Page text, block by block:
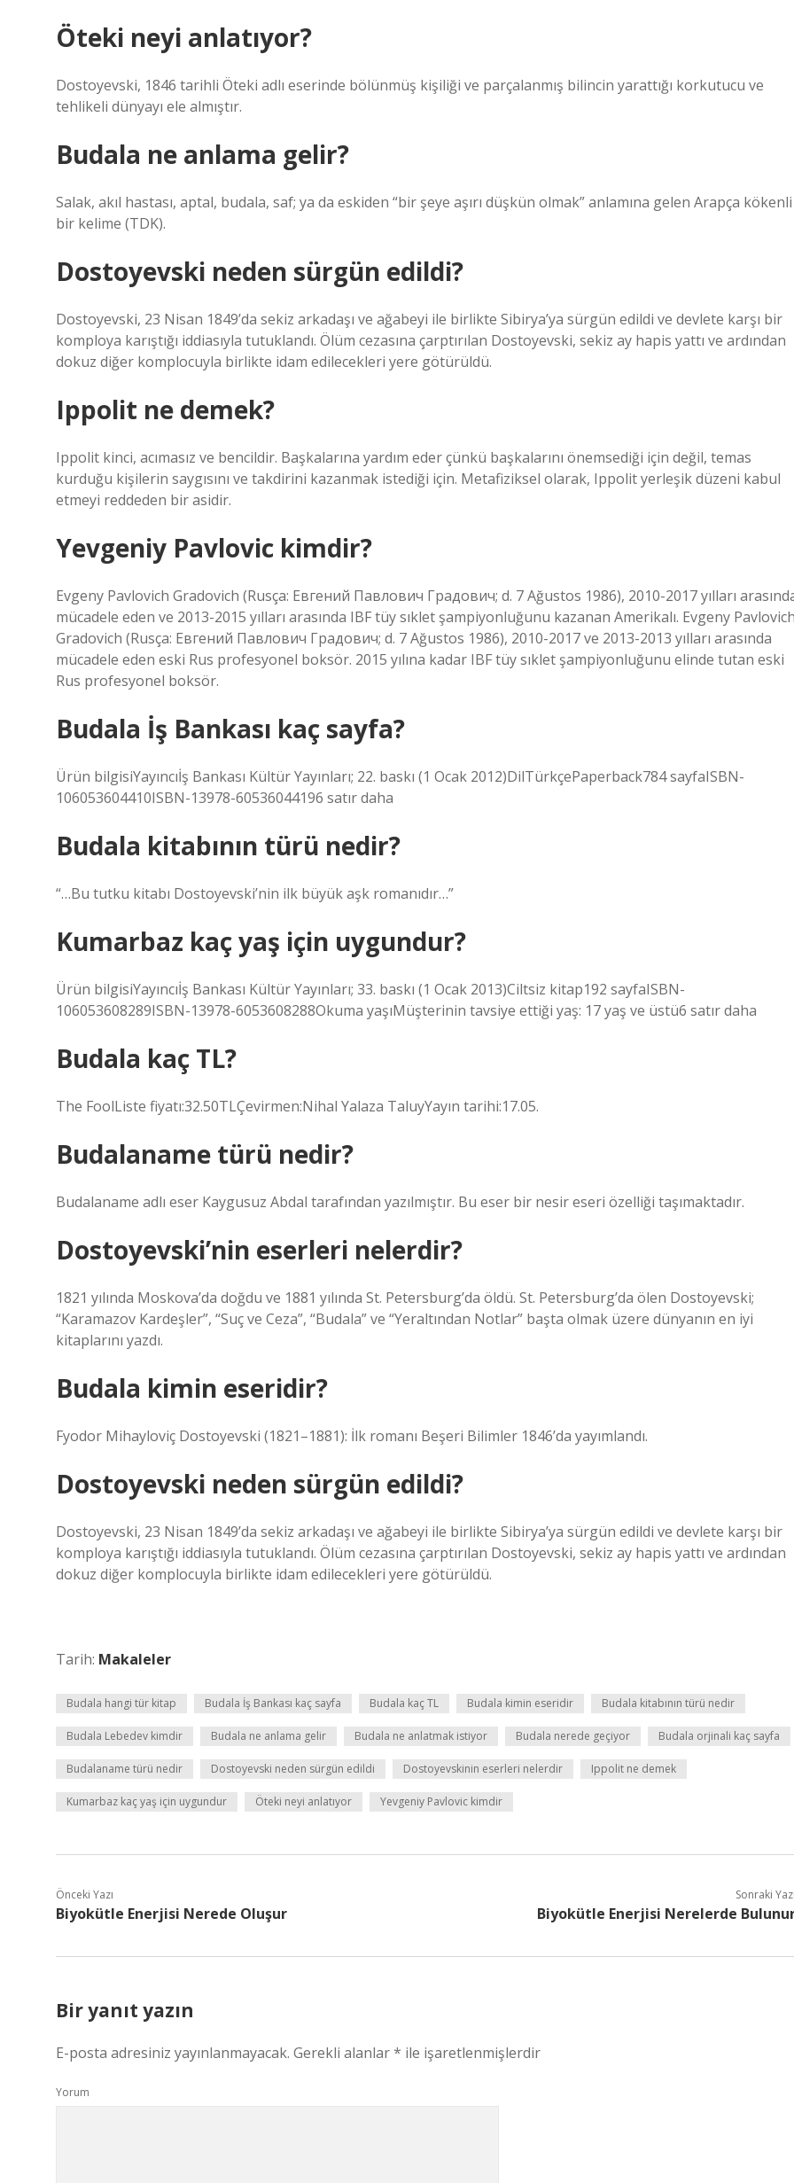
Öteki neyi anlatıyor?
Dostoyevski, 1846 tarihli Öteki adlı eserinde bölünmüş kişiliği ve parçalanmış bilincin yarattığı korkutucu ve
tehlikeli dünyayı ele almıştır.
Budala ne anlama gelir?
Salak, akıl hastası, aptal, budala, saf; ya da eskiden “bir şeye aşırı düşkün olmak” anlamına gelen Arapça kökenli
bir kelime (TDK).
Dostoyevski neden sürgün edildi?
Dostoyevski, 23 Nisan 1849’da sekiz arkadaşı ve ağabeyi ile birlikte Sibirya’ya sürgün edildi ve devlete karşı bir
komploya karıştığı iddiasıyla tutuklandı. Ölüm cezasına çarptırılan Dostoyevski, sekiz ay hapis yattı ve ardından
dokuz diğer komplocuyla birlikte idam edilecekleri yere götürüldü.
Ippolit ne demek?
Ippolit kinci, acımasız ve bencildir. Başkalarına yardım eder çünkü başkalarını önemsediği için değil, temas
kurduğu kişilerin saygısını ve takdirini kazanmak istediği için. Metafiziksel olarak, Ippolit yerleşik düzeni kabul
etmeyi reddeden bir asidir.
Yevgeniy Pavlovic kimdir?
Evgeny Pavlovich Gradovich (Rusça: Евгений Павлович Градович; d. 7 Ağustos 1986), 2010-2017 yılları
mücadele eden ve 2013-2015 yılları arasında IBF tüy sıklet şampiyonluğunu kazanan Amerikalı. Evgeny
Gradovich (Rusça: Евгений Павлович Градович; d. 7 Ağustos 1986), 2010-2017 ve 2013-2013 yılları arasında
mücadele eden eski Rus profesyonel boksör. 2015 yılına kadar IBF tüy sıklet şampiyonluğunu elinde tutan eski
Rus profesyonel boksör.
Budala İş Bankası kaç sayfa?
Ürün bilgisiYayıncı‎İş Bankası Kültür Yayınları; 22. baskı (1 Ocak 2012)DilTürkçePaperback784 sayfaISBN-
106053604410ISBN-13978-60536044196 satır daha
Budala kitabının türü nedir?
“…Bu tutku kitabı Dostoyevski’nin ilk büyük aşk romanıdır…”
Kumarbaz kaç yaş için uygundur?
Ürün bilgisiYayıncı‎İş Bankası Kültür Yayınları; 33. baskı (1 Ocak 2013)Ciltsiz kitap192 sayfaISBN-
10‎6053608289ISBN-13‎978-6053608288Okuma yaşıMüşterinin tavsiye ettiği yaş: 17 yaş ve üstü6 satır daha
Budala kaç TL?
The FoolListe fiyatı:32.50TLÇevirmen:Nihal Yalaza TaluyYayın tarihi:17.05.
Budalaname türü nedir?
Budalaname adlı eser Kaygusuz Abdal tarafından yazılmıştır. Bu eser bir nesir eseri özelliği taşımaktadır.
Dostoyevski’nin eserleri nelerdir?
1821 yılında Moskova’da doğdu ve 1881 yılında St. Petersburg’da öldü. St. Petersburg’da ölen Dostoyevski;
“Karamazov Kardeşler”, “Suç ve Ceza”, “Budala” ve “Yeraltından Notlar” başta olmak üzere dünyanın en iyi
kitaplarını yazdı.
Budala kimin eseridir?
Fyodor Mihayloviç Dostoyevski (1821–1881): İlk romanı Beşeri Bilimler 1846’da yayımlandı.
Dostoyevski neden sürgün edildi?
Dostoyevski, 23 Nisan 1849’da sekiz arkadaşı ve ağabeyi ile birlikte Sibirya’ya sürgün edildi ve devlete karşı bir
komploya karıştığı iddiasıyla tutuklandı. Ölüm cezasına çarptırılan Dostoyevski, sekiz ay hapis yattı ve ardından
dokuz diğer komplocuyla birlikte idam edilecekleri yere götürüldü.
Tarih: Makaleler
Budala hangi tür kitap Budala İş Bankası kaç sayfa Budala kaç TL Budala kimin eseridir Budala kitabının türü nedir
Budala Lebedev kimdir Budala ne anlama gelir Budala ne anlatmak istiyor Budala nerede geçiyor Budala orjinali kaç sayfa
Budalaname türü nedir Dostoyevski neden sürgün edildi Dostoyevskinin eserleri nelerdir Ippolit ne demek
Kumarbaz kaç yaş için uygundur Öteki neyi anlatıyor Yevgeniy Pavlovic kimdir
Önceki Yazı
Biyokütle Enerjisi Nerede Oluşur
Sonraki
Biyokütle Enerjisi Nerelerde
Bir yanıt yazın
E-posta adresiniz yayınlanmayacak. Gerekli alanlar* ile işaretlenmişlerdir
Yorum